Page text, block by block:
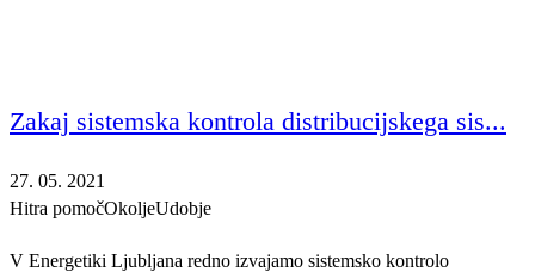
Zakaj sistemska kontrola distribucijskega sis...
27. 05. 2021
Hitra pomočOkoljeUdobje
V Energetiki Ljubljana redno izvajamo sistemsko kontrolo